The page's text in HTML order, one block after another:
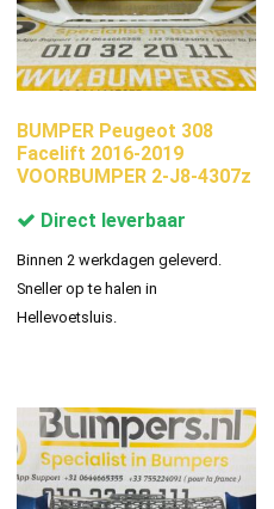
BUMPER Peugeot 308
Facelift 2016-2019
VOORBUMPER 2-J8-4307z
Direct leverbaar
Binnen 2 werkdagen geleverd.
Sneller op te halen in
Hellevoetsluis.